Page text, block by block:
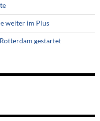
weiter im Plus
gestartet